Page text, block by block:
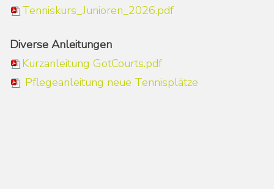
Tenniskurs_Junioren_2026.pdf
Diverse Anleitungen
Kurzanleitung GotCourts.pdf
Pflegeanleitung neue Tennisplätze